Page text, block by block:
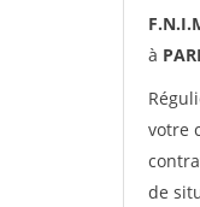
à
votre
de